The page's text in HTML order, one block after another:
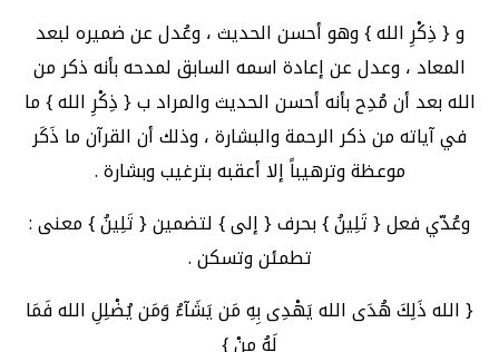
و { ذِكْرِ الله } وهو أحسن الحديث ، وعُدل عن ضميره لبعد
المعاد ، وعدل عن إعادة اسمه السابق لمدحه بأنه ذكر من
الله بعد أن مُدِح بأنه أحسن الحديث والمراد ب { ذِكْرِ الله } ما
في آياته من ذكر الرحمة والبشارة ، وذلك أن القرآن ما ذَكَر
موعظة وترهيباً إلا أعقبه بترغيب وبشارة .
وعُدّي فعل { تَلِينُ } بحرف { إلى } لتضمين { تَلِينُ } معنى :
تطمئن وتسكن .
{ الله ذَلِكَ هُدَى الله يَهْدِى بِهِ مَن يَشَآءُ وَمَن يُضْلِلِ الله فَمَا
لَهُ مِنْ }